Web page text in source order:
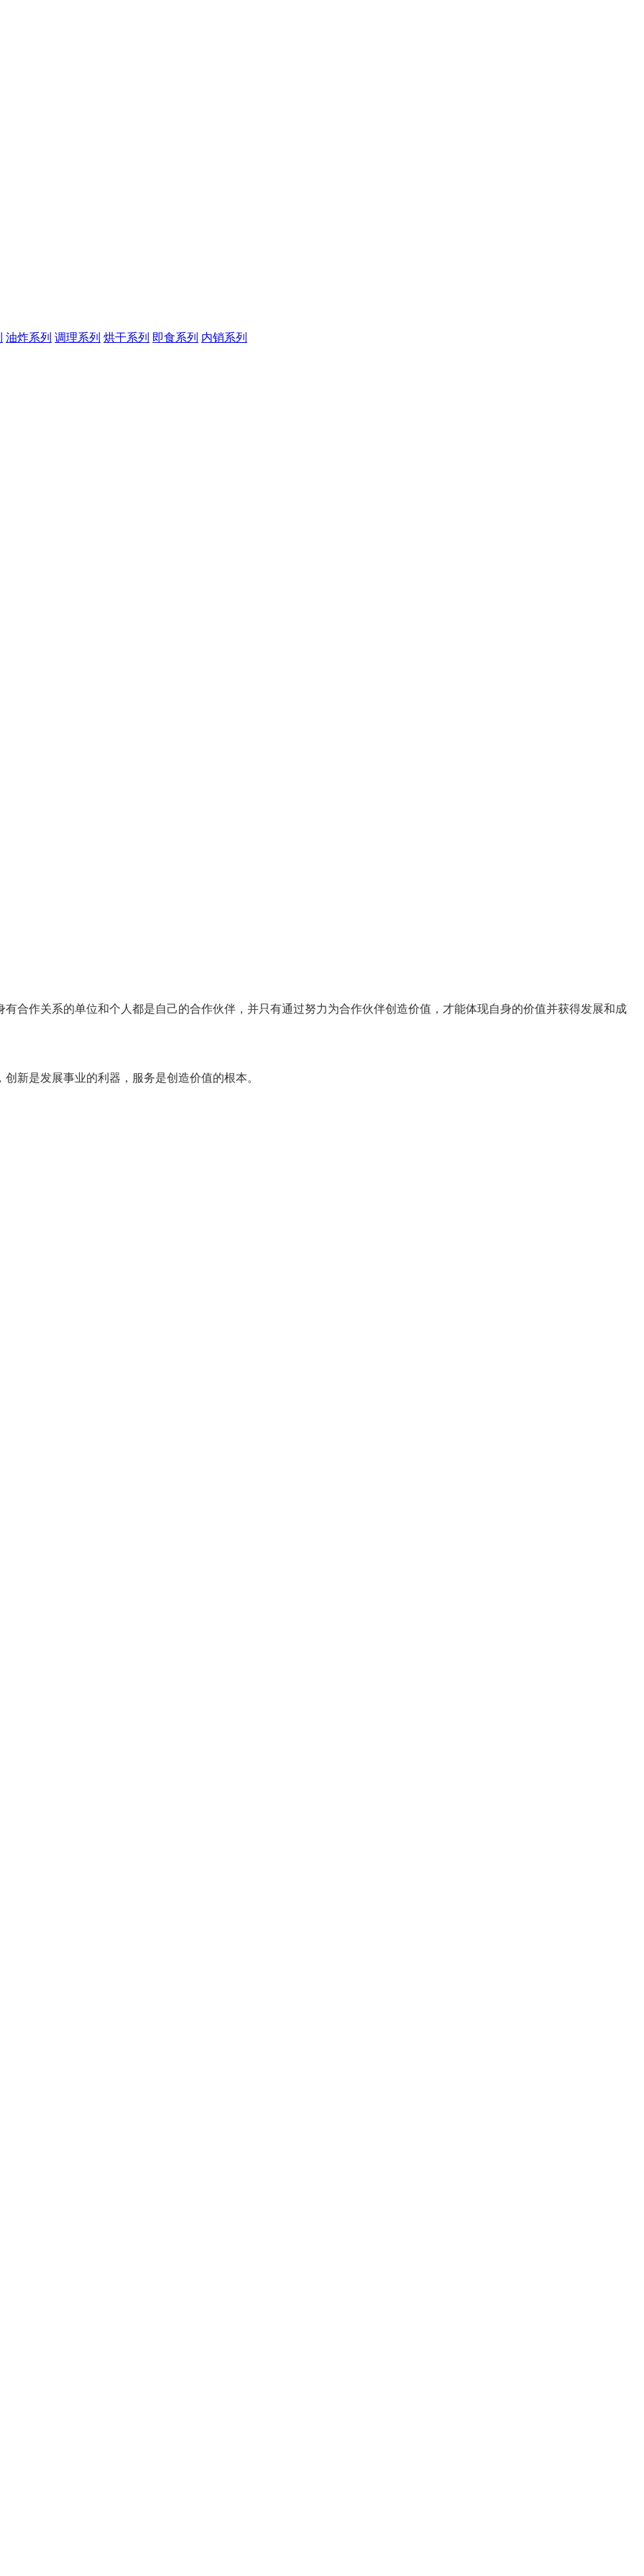
油炸系列 调理系列 烘干系列 即食系列 内销系列
合作关系的单位和个人都是自己的合作伙伴，并只有通过努力为合作伙伴创造价值，才能体现自身的价值并获得发展和成
新是发展事业的利器，服务是创造价值的根本。